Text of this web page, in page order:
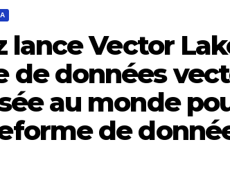
lance Vector
de données
au monde
de